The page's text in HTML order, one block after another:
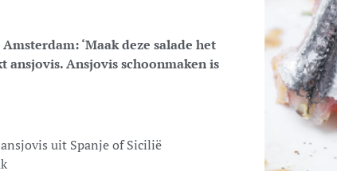
‘Maak deze salade het
Ansjovis schoonmaken is
uit Spanje of Sicilië